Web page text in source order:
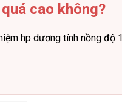
quá cao không?
hp dương tính nồng